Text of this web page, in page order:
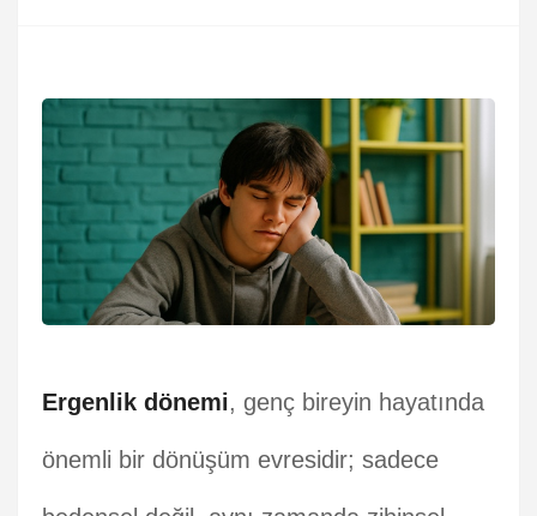
Ergenlik dönemi, genç bireyin hayatında
önemli bir dönüşüm evresidir; sadece